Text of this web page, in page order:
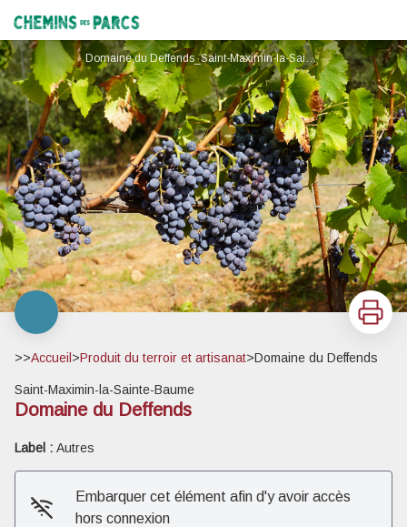
Chemins des Parcs
Domaine du Deffends_Saint-Maximin-la-Sainte-Baume - Domaine du Deffends_Saint-Maximin-la-Sainte-Baume
Imprimer
>>Accueil >Produit du terroir et artisanat>Domaine du Deffends
Saint-Maximin-la-Sainte-Baume
Domaine du Deffends
Label : Autres
Embarquer cet élément afin d'y avoir accès
hors connexion